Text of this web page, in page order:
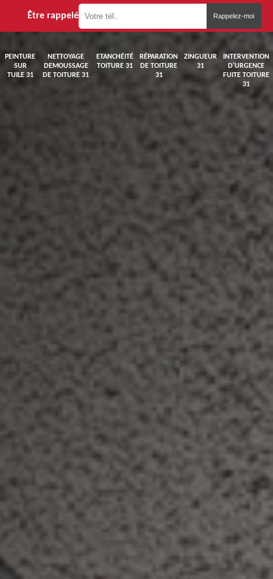
Être rappelé
PEINTURE
SUR
TUILE 31
NETTOYAGE
DEMOUSSAGE
DE TOITURE 31
ETANCHÉITÉ
TOITURE 31
RÉPARATION
DE TOITURE
31
ZINGUEUR
31
INTERVENTION
D'URGENCE
FUITE TOITURE
31